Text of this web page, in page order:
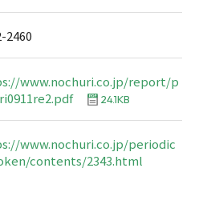
2460
www.nochuri.co.jp/report/p
24.1KB
www.nochuri.co.jp/periodic
contents/2343.html